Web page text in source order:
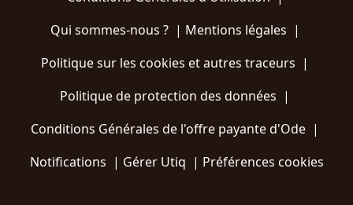
Qui sommes-nous ?| Mentions légales |
Politique sur les cookies et autres traceurs |
Politique de protection des données |
Conditions Générales de l'offre payante d'Ode |
Notifications | Gérer Utiq | Préférences cookies